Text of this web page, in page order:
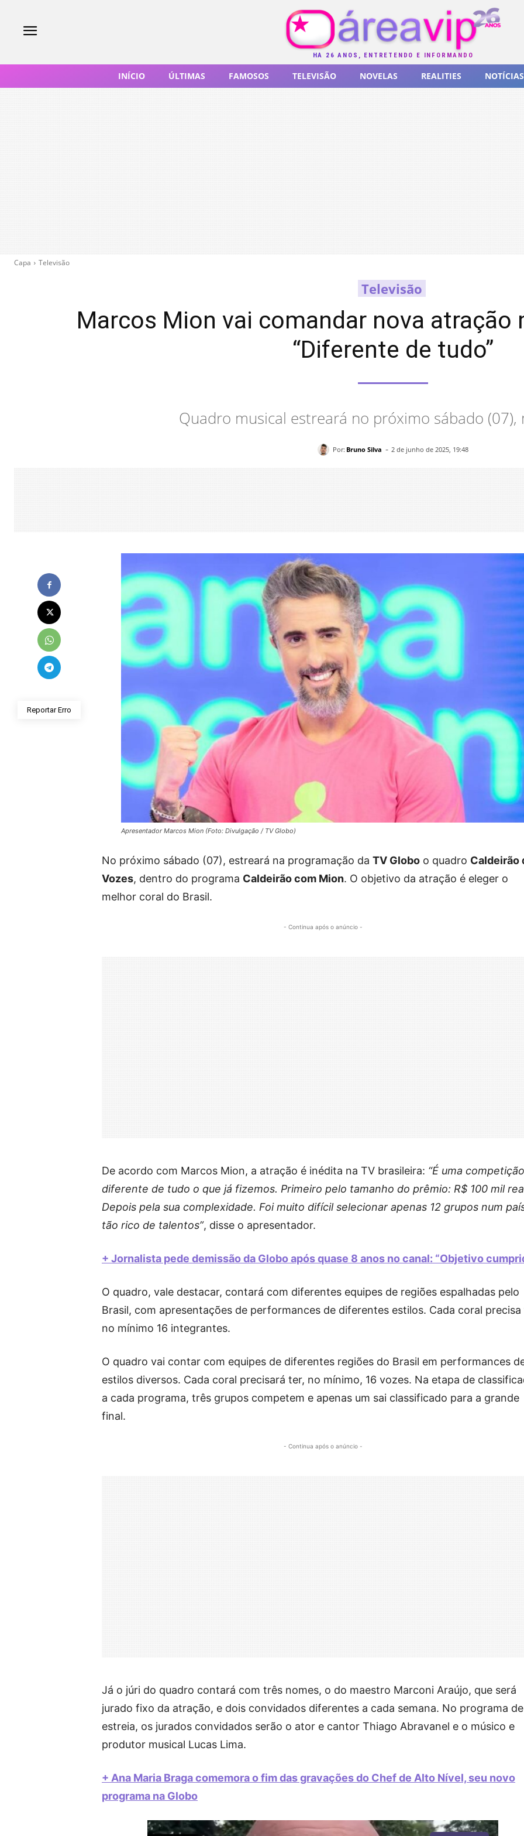
HÁ 26 ANOS, ENTRETENDO E INFORMANDO
INÍCIO ÚLTIMAS FAMOSOS TELEVISÃO NOVELAS REALITIES NOTÍCIAS
Capa Televisão
Televisão
Marcos Mion vai comandar nova atração
“Diferente de tudo”
Quadro musical estreará no próximo sábado (07),
Por: Bruno Silva - 2 de junho de 2025, 19:48
Reportar Erro
Apresentador Marcos Mion (Foto: Divulgação / TV Globo)
No próximo sábado (07), estreará na programação da TV Globo o quadro Caldeirão
Vozes, dentro do programa Caldeirão com Mion. O objetivo da atração é eleger o
melhor coral do Brasil.
- Continua após o anúncio -
De acordo com Marcos Mion, a atração é inédita na TV brasileira: “É uma competição
diferente de tudo o que já fizemos. Primeiro pelo tamanho do prêmio: R$ 100 mil
Depois pela sua complexidade. Foi muito difícil selecionar apenas 12 grupos num
tão rico de talentos”, disse o apresentador.
+ Jornalista pede demissão da Globo após quase 8 anos no canal: “Objetivo
O quadro, vale destacar, contará com diferentes equipes de regiões espalhadas pelo
Brasil, com apresentações de performances de diferentes estilos. Cada coral
no mínimo 16 integrantes.
O quadro vai contar com equipes de diferentes regiões do Brasil em performances
estilos diversos. Cada coral precisará ter, no mínimo, 16 vozes. Na etapa de
a cada programa, três grupos competem e apenas um sai classificado para a grande
final.
- Continua após o anúncio -
Já o júri do quadro contará com três nomes, o do maestro Marconi Araújo, que será
jurado fixo da atração, e dois convidados diferentes a cada semana. No programa de
estreia, os jurados convidados serão o ator e cantor Thiago Abravanel e o músico e
produtor musical Lucas Lima.
+ Ana Maria Braga comemora o fim das gravações do Chef de Alto Nível, seu novo
programa na Globo